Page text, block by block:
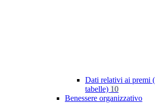
Dati relativi ai premi
tabelle) 10
Benessere organizzativo